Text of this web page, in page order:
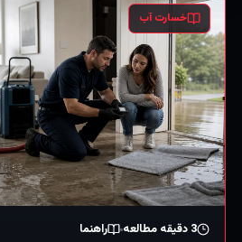
خسارت آب
3 دقیقه مطالعه راهنما